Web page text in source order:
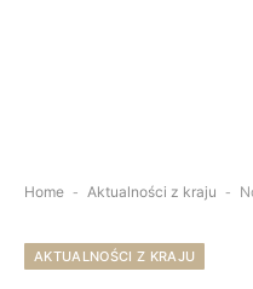
Home - Aktualności z kraju -
AKTUALNOŚCI Z KRAJU